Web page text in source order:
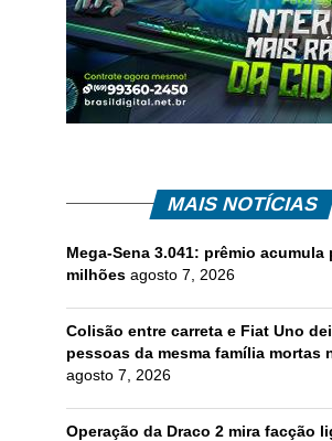
MAIS NOTÍCIAS
Mega-Sena 3.041: prêmio acumula
milhões agosto 7, 2026
Colisão entre carreta e Fiat Uno
pessoas da mesma família mortas
agosto 7, 2026
Operação da Draco 2 mira facção